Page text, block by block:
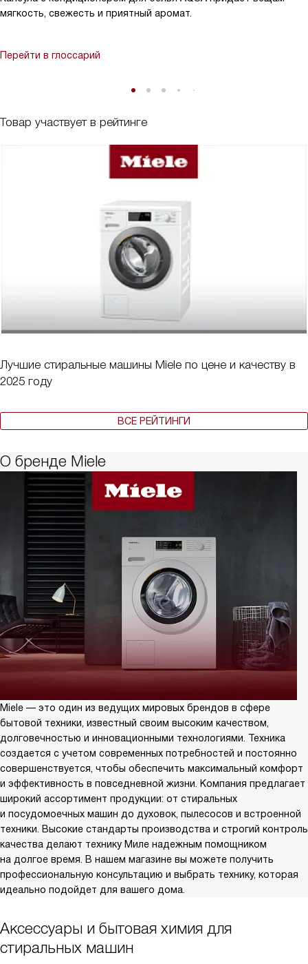
Товар участвует в рейтинге
Лучшие стиральные машины Miele по цене и качеству в
2025 году
ВСЕ РЕЙТИНГИ
мягкость, свежесть и приятный аромат.
Перейти в глоссарий
О бренде Miele
Miele — это один из ведущих мировых брендов в сфере
бытовой техники, известный своим высоким качеством,
долговечностью и инновационными технологиями. Техника
создается с учетом современных потребностей и постоянно
совершенствуется, чтобы обеспечить максимальный комфорт
и эффективность в повседневной жизни. Компания предлагает
широкий ассортимент продукции: от стиральных
и посудомоечных машин до духовок, пылесосов и встроенной
техники. Высокие стандарты производства и строгий контроль
качества делают технику Миле надежным помощником
на долгое время. В нашем магазине вы можете получить
профессиональную консультацию и выбрать технику, которая
идеально подойдет для вашего дома.
Аксессуары и бытовая химия для
стиральных машин